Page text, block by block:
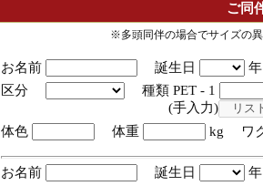
ご同
※多頭同伴の場合でサイズの
お名前 誕生日
区分
種類 PET - 1
(手入力)
体色
体重 kg ワ
お名前 誕生日